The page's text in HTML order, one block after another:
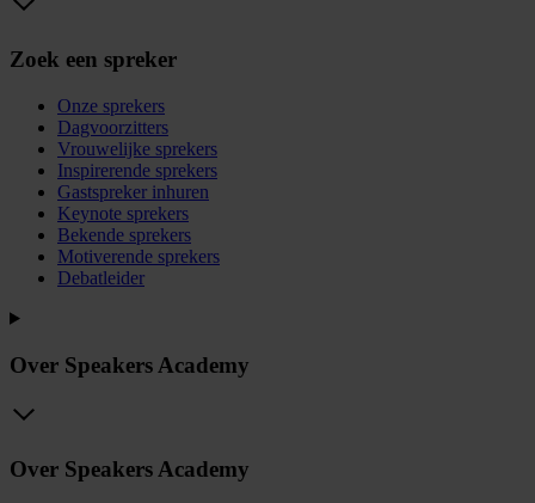
Zoek een spreker
Onze sprekers
Dagvoorzitters
Vrouwelijke sprekers
Inspirerende sprekers
Gastspreker inhuren
Keynote sprekers
Bekende sprekers
Motiverende sprekers
Debatleider
Over Speakers Academy
Over Speakers Academy